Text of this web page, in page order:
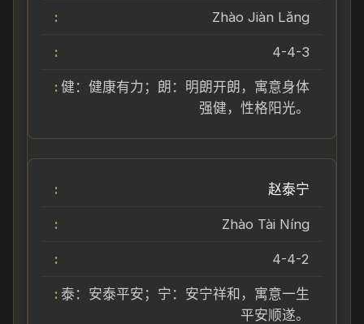
Zhào Jiàn Lǎng
4-4-3
健：健康有力；朗：明朗开朗，寓意身体
强健，性格阳光。
赵泰宁
Zhào Tài Níng
4-4-2
泰：安泰平安；宁：安宁祥和，寓意一生
平安顺遂。